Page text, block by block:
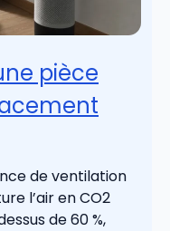
pièce
de ventilation
l’air en CO2
de 60 %,